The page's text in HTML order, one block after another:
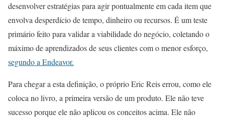
desenvolver estratégias para agir pontualmente em cada item que
envolva desperdício de tempo, dinheiro ou recursos. É um teste
primário feito para validar a viabilidade do negócio, coletando o
máximo de aprendizados de seus clientes com o menor esforço,
segundo a Endeavor.
Para chegar a esta definição, o próprio Eric Reis errou, como ele
coloca no livro, a primeira versão de um produto. Ele não teve
sucesso porque ele não aplicou os conceitos acima. Ele não